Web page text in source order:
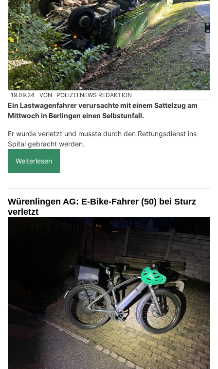
19.09.24 VON POLIZEI.NEWS REDAKTION
Ein Lastwagenfahrer verursachte mit einem Sattelzug am
Mittwoch in Berlingen einen Selbstunfall.
Er wurde verletzt und musste durch den Rettungsdienst ins
Spital gebracht werden.
Weiterlesen
Würenlingen AG: E-Bike-Fahrer (50) bei Sturz
verletzt